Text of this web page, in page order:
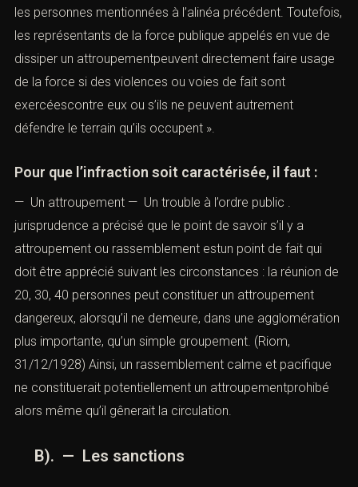
les personnes mentionnées à l’alinéa précédent. Toutefois,
les représentants de la force publique appelés en vue de
dissiper un attroupementpeuvent directement faire usage
de la force si des violences ou voies de fait sont
exercéescontre eux ou s’ils ne peuvent autrement
défendre le terrain qu’ils occupent ».
Pour que l’infraction soit caractérisée, il faut :
— Un attroupement — Un trouble à l’ordre public .
jurisprudence a précisé que le point de savoir s’il y a
attroupement ou rassemblement estun point de fait qui
doit être apprécié suivant les circonstances : la réunion de
20, 30, 40 personnes peut constituer un attroupement
dangereux, alorsqu’il ne demeure, dans une agglomération
plus importante, qu’un simple groupement. (Riom,
31/12/1928) Ainsi, un rassemblement calme et pacifique
ne constituerait potentiellement un attroupementprohibé
alors même qu’il gênerait la circulation.
B). — Les sanctions